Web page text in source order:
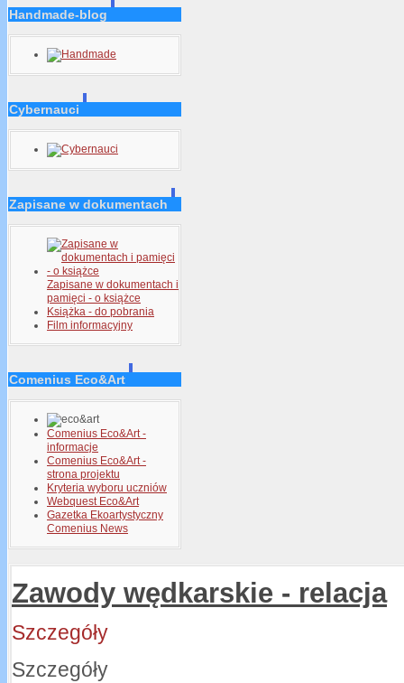
Handmade-blog
Cybernauci
Zapisane w dokumentach
Zapisane w dokumentach i
pamięci - o książce
Książka - do pobrania
Film informacyjny
Comenius Eco&Art
Comenius Eco&Art -
informacje
Comenius Eco&Art -
strona projektu
Kryteria wyboru uczniów
Webquest Eco&Art
Gazetka Ekoartystyczny
Comenius News
Zawody wędkarskie - relacja
Szczegóły
Szczegóły